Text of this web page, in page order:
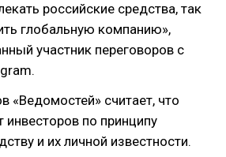
российские средства, так
глобальную компанию»,
участник переговоров с
«Ведомостей» считает, что
по принципу
и их личной известности.